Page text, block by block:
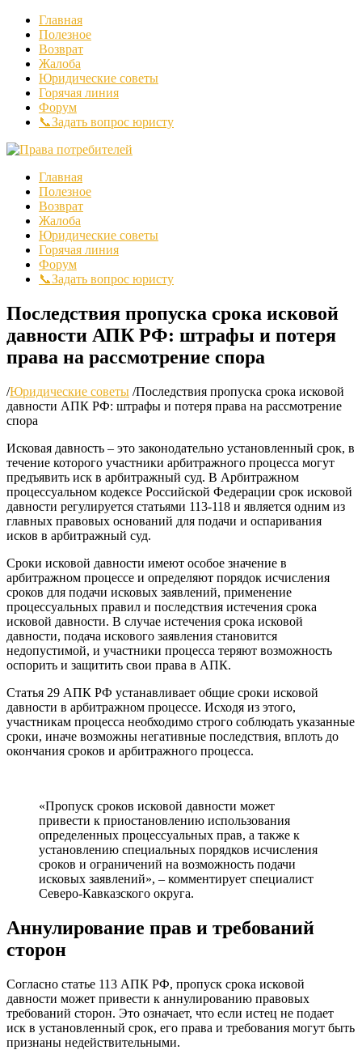
Главная
Полезное
Возврат
Жалоба
Юридические советы
Горячая линия
Форум
📞Задать вопрос юристу
Главная
Полезное
Возврат
Жалоба
Юридические советы
Горячая линия
Форум
📞Задать вопрос юристу
Последствия пропуска срока исковой
давности АПК РФ: штрафы и потеря
права на рассмотрение спора
/Юридические советы /Последствия пропуска срока исковой
давности АПК РФ: штрафы и потеря права на рассмотрение
спора
Исковая давность – это законодательно установленный срок, в
течение которого участники арбитражного процесса могут
предъявить иск в арбитражный суд. В Арбитражном
процессуальном кодексе Российской Федерации срок исковой
давности регулируется статьями 113-118 и является одним из
главных правовых оснований для подачи и оспаривания
исков в арбитражный суд.
Сроки исковой давности имеют особое значение в
арбитражном процессе и определяют порядок исчисления
сроков для подачи исковых заявлений, применение
процессуальных правил и последствия истечения срока
исковой давности. В случае истечения срока исковой
давности, подача искового заявления становится
недопустимой, и участники процесса теряют возможность
оспорить и защитить свои права в АПК.
Статья 29 АПК РФ устанавливает общие сроки исковой
давности в арбитражном процессе. Исходя из этого,
участникам процесса необходимо строго соблюдать указанные
сроки, иначе возможны негативные последствия, вплоть до
окончания сроков и арбитражного процесса.
«Пропуск сроков исковой давности может
привести к приостановлению использования
определенных процессуальных прав, а также к
установлению специальных порядков исчисления
сроков и ограничений на возможность подачи
исковых заявлений», – комментирует специалист
Северо-Кавказского округа.
Аннулирование прав и требований
сторон
Согласно статье 113 АПК РФ, пропуск срока исковой
давности может привести к аннулированию правовых
требований сторон. Это означает, что если истец не подает
иск в установленный срок, его права и требования могут быть
признаны недействительными.